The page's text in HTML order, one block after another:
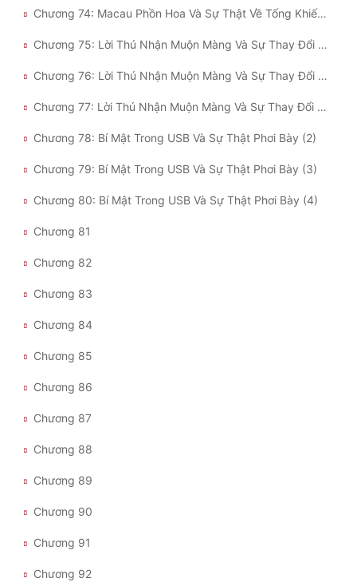
Chương 74: Macau Phồn Hoa Và Sự Thật Về Tống Khiếu (3)
Chương 75: Lời Thú Nhận Muộn Màng Và Sự Thay Đổi Của Hoàng Phỉ (2)
Chương 76: Lời Thú Nhận Muộn Màng Và Sự Thay Đổi Của Hoàng Phỉ (3)
Chương 77: Lời Thú Nhận Muộn Màng Và Sự Thay Đổi Của Hoàng Phỉ (4)
Chương 78: Bí Mật Trong USB Và Sự Thật Phơi Bày (2)
Chương 79: Bí Mật Trong USB Và Sự Thật Phơi Bày (3)
Chương 80: Bí Mật Trong USB Và Sự Thật Phơi Bày (4)
Chương 81
Chương 82
Chương 83
Chương 84
Chương 85
Chương 86
Chương 87
Chương 88
Chương 89
Chương 90
Chương 91
Chương 92